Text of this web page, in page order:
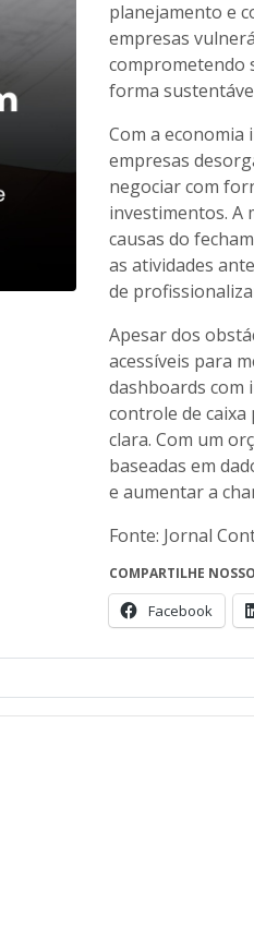
planejamento e
empresas
comprometendo
forma
Com a economia
empresas
negociar com
investimentos. A
causas do
as atividades
de
Apesar dos
acessíveis para
dashboards com
controle de
clara. Com um
baseadas em
e aumentar a
Fonte: Jornal
COMPARTILHE
Facebook